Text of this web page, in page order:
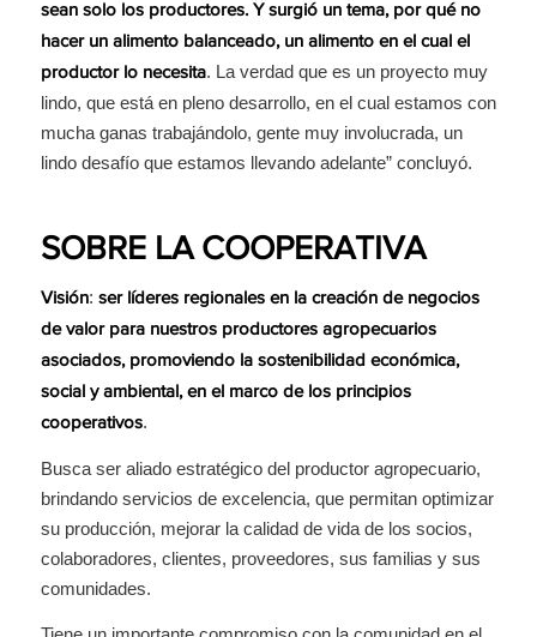
sean solo los productores. Y surgió un tema, por qué no
hacer un alimento balanceado, un alimento en el cual el
productor lo necesita. La verdad que es un proyecto muy
lindo, que está en pleno desarrollo, en el cual estamos con
mucha ganas trabajándolo, gente muy involucrada, un
lindo desafío que estamos llevando adelante” concluyó.
SOBRE LA COOPERATIVA
Visión: ser líderes regionales en la creación de negocios
de valor para nuestros productores agropecuarios
asociados, promoviendo la sostenibilidad económica,
social y ambiental, en el marco de los principios
cooperativos.
Busca ser aliado estratégico del productor agropecuario,
brindando servicios de excelencia, que permitan optimizar
su producción, mejorar la calidad de vida de los socios,
colaboradores, clientes, proveedores, sus familias y sus
comunidades.